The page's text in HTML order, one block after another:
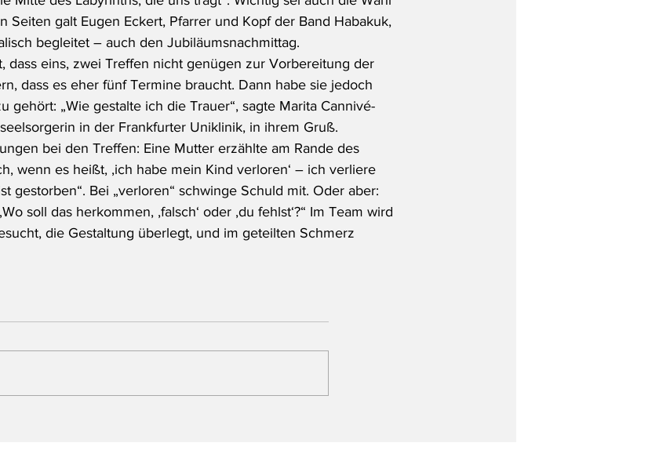
Seiten galt Eugen Eckert, Pfarrer und Kopf der Band Habakuk,
begleitet – auch den Jubiläumsnachmittag.
dass eins, zwei Treffen nicht genügen zur Vorbereitung der
dass es eher fünf Termine braucht. Dann habe sie jedoch
gehört: „Wie gestalte ich die Trauer“, sagte Marita Cannivé-
in der Frankfurter Uniklinik, in ihrem Gruß.
bei den Treffen: Eine Mutter erzählte am Rande des
wenn es heißt, ‚ich habe mein Kind verloren‘ – ich verliere
gestorben“. Bei „verloren“ schwinge Schuld mit. Oder aber:
soll das herkommen, ‚falsch‘ oder ‚du fehlst‘?“ Im Team wird
die Gestaltung überlegt, und im geteilten Schmerz